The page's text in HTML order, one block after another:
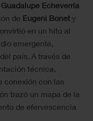
Guadalupe Echeverría
de Eugeni Bonet y
en un hito al
emergente,
país. A través de
técnica,
conexión con las
trazó un mapa de la
de efervescencia